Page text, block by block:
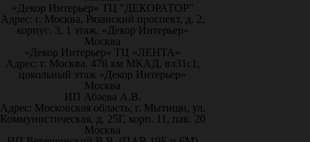
«Декор Интерьер» ТЦ "ДЕКОРАТОР"
Адрес: г. Москва, Рязанский проспект, д. 2,
корпус. 3, 1 этаж, «Декор Интерьер»
Москва
«Декор Интерьер» ТЦ «ЛЕНТА»
Адрес: г. Москва, 47й км МКАД, вл31с1,
цокольный этаж «Декор Интерьер»
Москва
ИП Абаева А.В.
Адрес: Московская область, г. Мытищи, ул.
Коммунистическая, д. 25Г, корп. 11, пав. 20
Москва